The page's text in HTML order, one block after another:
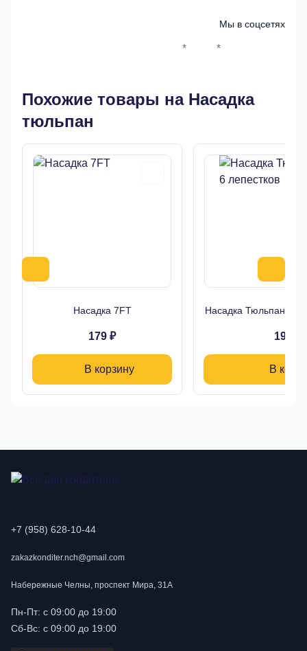
Мы в соцсетях
* *
Похожие товары на Насадка
тюльпан
Насадка 7FT
179 ₽
В корзину
Насадка Тюльпан
190 ₽
В
+7 (958) 628-10-44
zakazkonditer.nch@gmail.com
Набережные Челны, проспект Мира, 31А
Пн-Пт: с 09:00 до 19:00
Сб-Вс: с 09:00 до 19:00